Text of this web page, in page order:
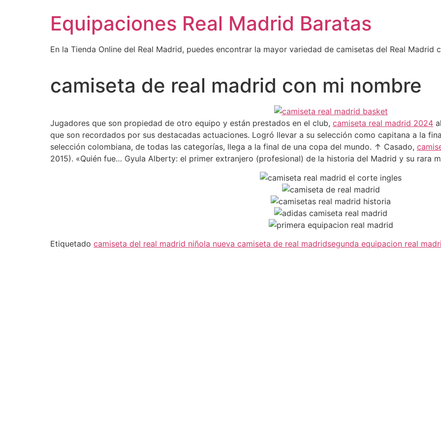
Equipaciones Real Madrid Baratas
En la Tienda Online del Real Madrid, puedes encontrar la mayor variedad de camisetas del Real
camiseta de real madrid con mi nombre
Jugadores que son propiedad de otro equipo y están prestados en el club, camiseta real madrid 2024
que son recordados por sus destacadas actuaciones. Logró llevar a su selección como capitana a la
selección colombiana, de todas las categorías, llega a la final de una copa del mundo. ↑ Casado,
2015). «Quién fue… Gyula Alberty: el primer extranjero (profesional) de la historia del Madrid y su rara
Etiquetado camiseta del real madrid niñola nueva camiseta de real madridsegunda equipacion real